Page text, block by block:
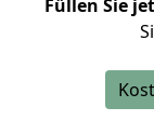
Füllen Sie